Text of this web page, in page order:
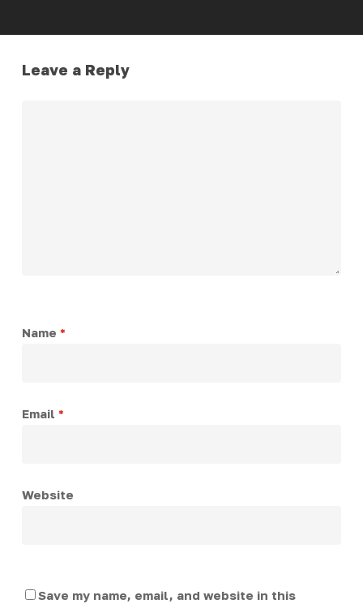
Leave a Reply
Name *
Email *
Website
Save my name, email, and website in this